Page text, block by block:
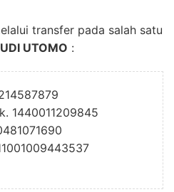
transfer pada salah satu
UTOMO :
1440011209845